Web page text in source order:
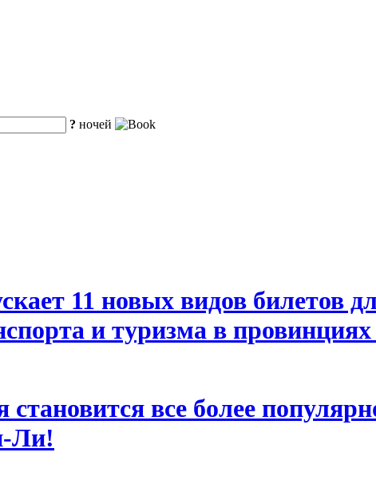
? ночей
11 новых видов билетов
и туризма в
все более
Ли!